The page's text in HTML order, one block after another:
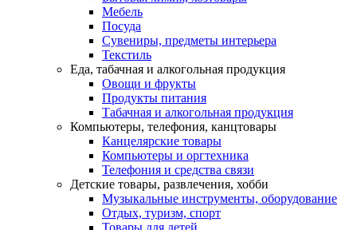
Мебель
Посуда
Сувениры, предметы интерьера
Текстиль
Еда, табачная и алкогольная продукция
Овощи и фрукты
Продукты питания
Табачная и алкогольная продукция
Компьютеры, телефония, канцтовары
Канцелярские товары
Компьютеры и оргтехника
Телефония и средства связи
Детские товары, развлечения, хобби
Музыкальные инструменты, оборудование
Отдых, туризм, спорт
Товары для детей